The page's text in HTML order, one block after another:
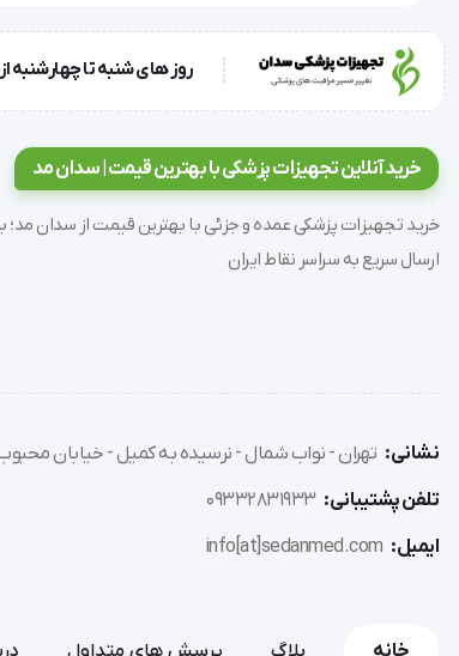
این محصول در گالن های 5 لیتری و 20 لیتری و یا تانکر 1000 لیتری موجود می باشد.
می شود.
روز های شنبه تا چهارشنبه از ساعت 9 الی 17 و روز
خرید آنلاین تجهیزات پزشکی با بهترین قیمت | سدان مد
ارسال سریع به سراسر نقاط ایران
نشانی: تهران - نواب شمال - نرسیده به کمیل - خیابان محبوب
تلفن پشتیبانی: 09332831933
ایمیل: info[at]sedanmed.com
خانه بلاگ پرسش های متداول